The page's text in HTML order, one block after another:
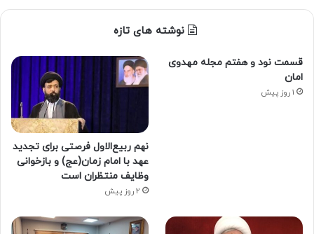
نوشته های تازه
قسمت نود و هفتم مجله مهدوی
امان
1 روز پیش
نهم ربیع‌الاول فرصتی برای تجدید
عهد با امام زمان(عج) و بازخوانی
وظایف منتظران است
2 روز پیش